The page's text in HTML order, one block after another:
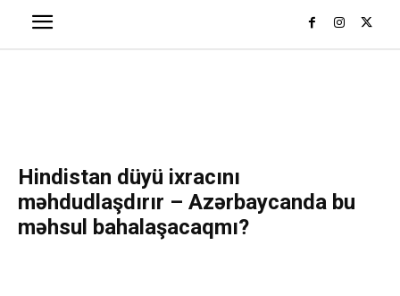
Hindistan düyü ixracını
məhdudlaşdırır – Azərbaycanda bu
məhsul bahalaşacaqmı?